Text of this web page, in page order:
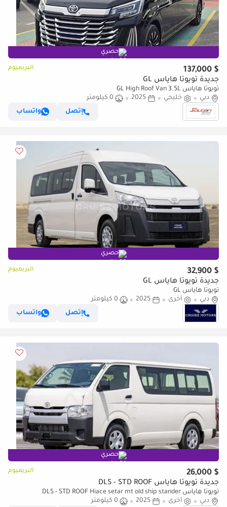
حصري
$ 137,000 البريميوم
جديدة تويوتا هاياس GL
تويوتا هاياس GL High Roof Van 3.5L
دبي
خليجي 2025
0 كيلومتر
إتصل
واتساب
حصري
$ 32,900 البريميوم
جديدة تويوتا هاياس GL
تويوتا هاياس GL
دبي
أخرى 2025
0 كيلومتر
إتصل
واتساب
حصري
$ 26,000 البريميوم
جديدة تويوتا هاياس DLS - STD ROOF
تويوتا هاياس DLS - STD ROOF Hiace setar mt old ship stander
دبي
أخرى 2025
0 كيلومتر